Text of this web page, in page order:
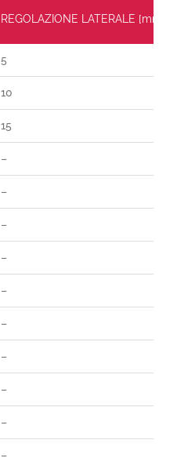
REGOLAZIONE LATERALE [mm]
5
10
15
–
–
–
–
–
–
–
–
–
–